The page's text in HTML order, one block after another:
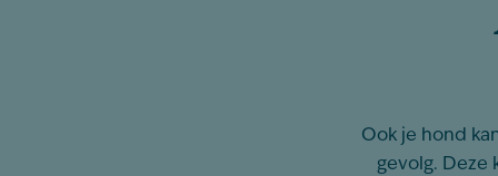
Ook je hond
gevolg. Deze